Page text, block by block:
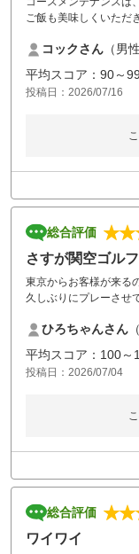
ご飯も美味しくいただ
コックさん （男
平均スコア：90～99
投稿日：2026/07/16
総合評価
さすが関空ゴル
東京からお客様が来る
久しぶりにプレーさせ
した。
コースのメンテナンス
で待ちもほとんどなか
次は最終ホールの浮島
ひろちゃんさん
平均スコア：100～
投稿日：2026/07/04
総合評価
ワイワイ